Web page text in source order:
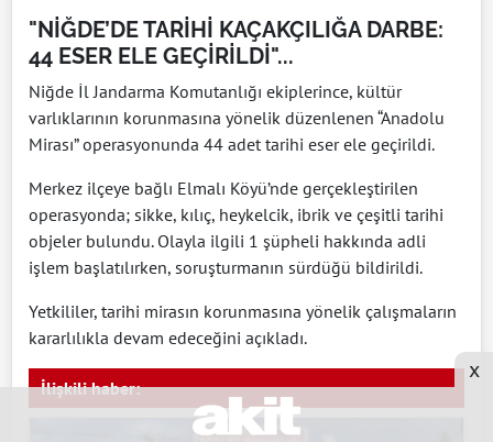
"NİĞDE’DE TARİHİ KAÇAKÇILIĞA DARBE:
44 ESER ELE GEÇİRİLDİ"...
Niğde İl Jandarma Komutanlığı ekiplerince, kültür
varlıklarının korunmasına yönelik düzenlenen “Anadolu
Mirası” operasyonunda 44 adet tarihi eser ele geçirildi.
Merkez ilçeye bağlı Elmalı Köyü’nde gerçekleştirilen
operasyonda; sikke, kılıç, heykelcik, ibrik ve çeşitli tarihi
objeler bulundu. Olayla ilgili 1 şüpheli hakkında adli
işlem başlatılırken, soruşturmanın sürdüğü bildirildi.
Yetkililer, tarihi mirasın korunmasına yönelik çalışmaların
kararlılıkla devam edeceğini açıkladı.
İlişkili haber:
x